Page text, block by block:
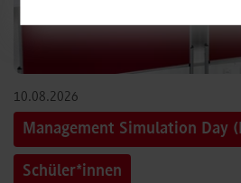
10.08.2026
Management Simulation Day
Schüler*innen